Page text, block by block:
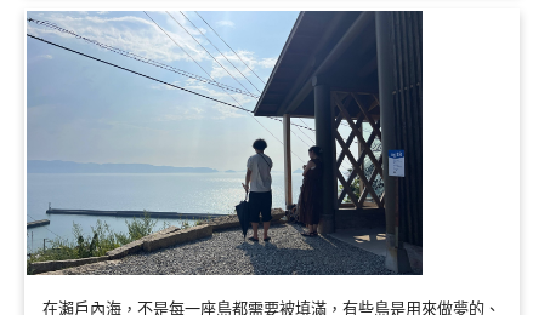
在瀨戶內海，不是每一座島都需要被填滿，有些島是用來做夢的、